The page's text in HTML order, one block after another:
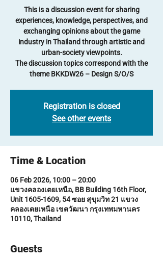
This is a discussion event for sharing
experiences, knowledge, perspectives, and
exchanging opinions about the game
industry in Thailand through artistic and
urban-society viewpoints.
The discussion topics correspond with the
theme BKKDW26 – Design S/O/S
Registration is closed
See other events
Time & Location
06 Feb 2026, 10:00 – 20:00
แขวงคลองเตยเหนือ, BB Building 16th Floor,
Unit 1605-1609, 54 ซอย สุขุมวิท 21 แขวง
คลองเตยเหนือ เขตวัฒนา กรุงเทพมหานคร
10110, Thailand
Guests